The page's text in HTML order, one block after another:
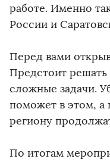
работе. Именно
России и
Перед вами
Предстоит
сложные задачи.
поможет в этом,
региону
По итогам